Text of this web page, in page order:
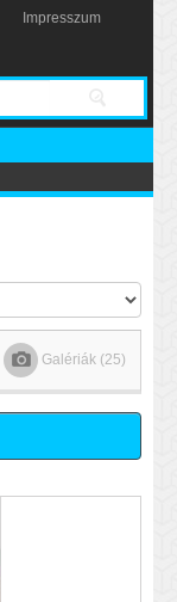
Impresszum
Galériák (25)